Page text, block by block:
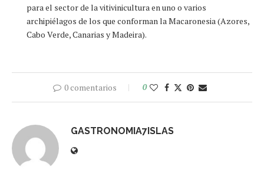
para el sector de la vitivinicultura en uno o varios
archipiélagos de los que conforman la Macaronesia (Azores,
Cabo Verde, Canarias y Madeira).
0 comentarios 0
GASTRONOMIA7ISLAS